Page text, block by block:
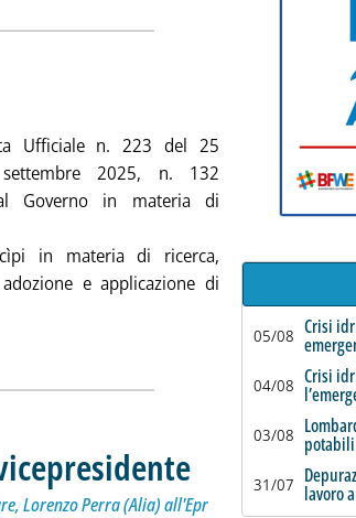
Ufficiale n. 223 del 25
2025, n. 132
Governo in materia di
in materia di ricerca,
e applicazione di
la notizia: 'IA, in Gazzetta la legge
. Sottotitolo: Con delega
. Pubblicata venerdì 26
Lorenzo Perra (Alia) all'Epr
05/08 Crisi
04/08 Crisi
03/08 potabili
31/07 lavoro